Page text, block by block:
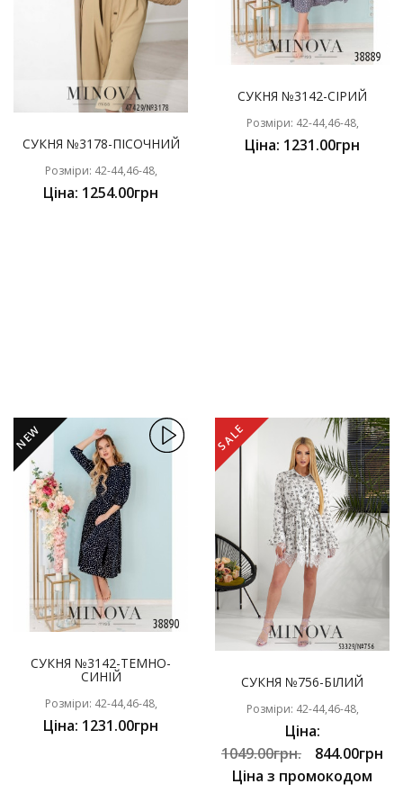
СУКНЯ №3178-ПІСОЧНИЙ
Розміри: 42-44,46-48,
Ціна: 1254.00грн
СУКНЯ №3142-СІРИЙ
Розміри: 42-44,46-48,
Ціна: 1231.00грн
NEW
СУКНЯ №3142-ТЕМНО-
СИНІЙ
Розміри: 42-44,46-48,
Ціна: 1231.00грн
SALE
СУКНЯ №756-БІЛИЙ
Розміри: 42-44,46-48,
Ціна:
1049.00грн.
844.00грн
Ціна з промокодом